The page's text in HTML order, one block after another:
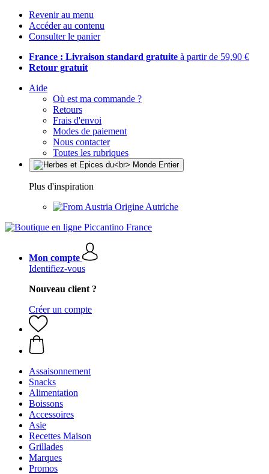
Revenir au menu
Accéder au contenu
Consulter le panier
France : Livraison standard gratuite à partir de 59,90 €
Retour gratuit
Aide
Où est ma commande ?
Retours
Frais d'envoi
Modes de paiement
Nous contacter
Toutes les rubriques
Plus d'inspiration
Origine Autriche
Mon compte
Identifiez-vous
Nouveau client ?
Créer un compte
Assaisonnement
Snacks
Alimentation
Boissons
Accessoires
Asie
Recettes Maison
Grillades
Marques
Promos